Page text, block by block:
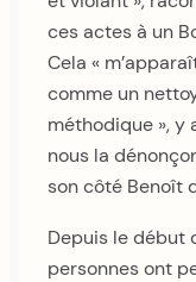
ces actes à un
Cela «
comme un
méthodique »,
nous la
son côté Benoît
Depuis le début
personnes ont